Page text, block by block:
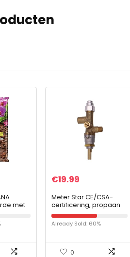
met
voor
€19.99
Meter Star CE/CSA-
certificering, propaan
LPG-gasverwarming en
outdoor terrasstraler,
reserveonderdelen,
Already Sold: 60%
0